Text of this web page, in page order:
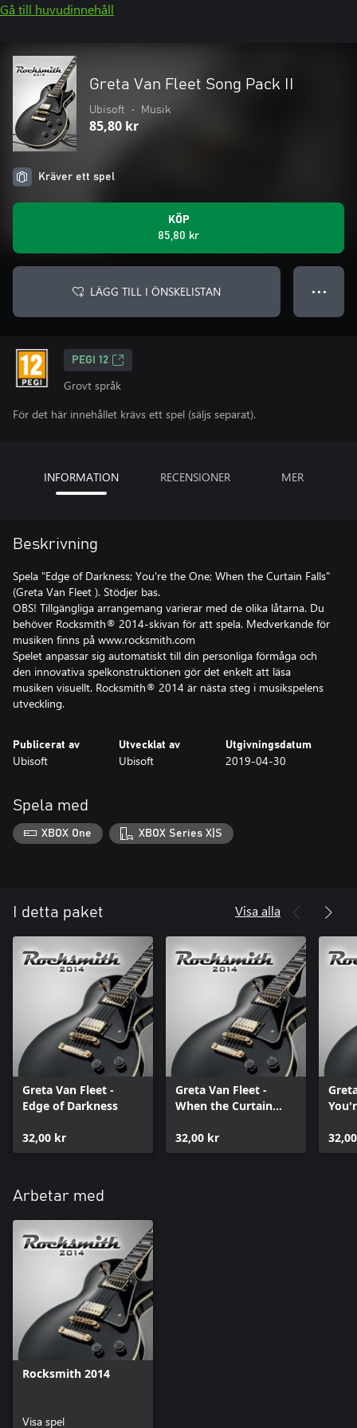
Gå till huvudinnehåll
Greta Van Fleet Song Pack II
Ubisoft • Musik
85,80 kr
Kräver ett spel
KÖP
85,80 kr
LÄGG TILL I ÖNSKELISTAN ● ● ●
PEGI 12
Grovt språk
För det här innehållet krävs ett spel (säljs separat).
INFORMATION RECENSIONER MER
Beskrivning
Spela "Edge of Darkness; You're the One; When the Curtain Falls"
(Greta Van Fleet ). Stödjer bas.
OBS! Tillgängliga arrangemang varierar med de olika låtarna. Du
behöver Rocksmith® 2014-skivan för att spela. Medverkande för
musiken finns på www.rocksmith.com
Spelet anpassar sig automatiskt till din personliga förmåga och
den innovativa spelkonstruktionen gör det enkelt att läsa
musiken visuellt. Rocksmith® 2014 är nästa steg i musikspelens
utveckling.
Publicerat av
Ubisoft
Utvecklat av
Ubisoft
Utgivningsdatum
2019-04-30
Spela med
XBOX One XBOX Series X|S
I detta paket Visa alla
Greta Van Fleet -
Edge of Darkness
32,00 kr
Greta Van Fleet -
When the Curtain
32,00 kr
Arbetar med
Rocksmith 2014
Visa spel